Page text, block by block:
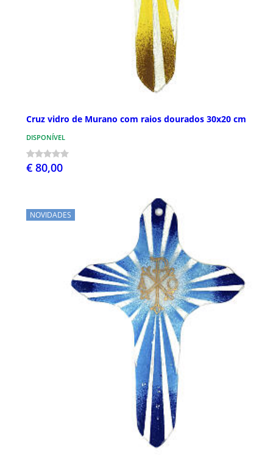
Cruz vidro de Murano com raios dourados 30x20 cm
DISPONÍVEL
€ 80,00
NOVIDADES